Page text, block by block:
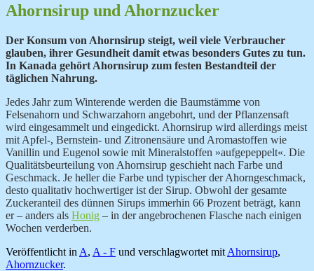
Ahornsirup und Ahornzucker
Der Konsum von Ahornsirup steigt, weil viele Verbraucher
glauben, ihrer Gesundheit damit etwas besonders Gutes zu tun.
In Kanada gehört Ahornsirup zum festen Bestandteil der
täglichen Nahrung.
Jedes Jahr zum Winterende werden die Baumstämme von
Felsenahorn und Schwarzahorn angebohrt, und der Pflanzensaft
wird eingesammelt und eingedickt. Ahornsirup wird allerdings meist
mit Apfel-, Bernstein- und Zitronensäure und Aromastoffen wie
Vanillin und Eugenol sowie mit Mineralstoffen »aufgepeppelt«. Die
Qualitätsbeurteilung von Ahornsirup geschieht nach Farbe und
Geschmack. Je heller die Farbe und typischer der Ahorngeschmack,
desto qualitativ hochwertiger ist der Sirup. Obwohl der gesamte
Zuckeranteil des dünnen Sirups immerhin 66 Prozent beträgt, kann
er – anders als Honig – in der angebrochenen Flasche nach einigen
Wochen verderben.
Veröffentlicht in A, A - F und verschlagwortet mit Ahornsirup,
Ahornzucker.